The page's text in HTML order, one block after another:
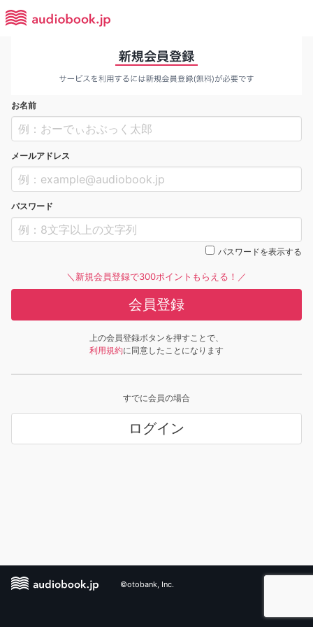
お名前
メールアドレス
パスワード
パスワードを表示する
＼新規会員登録で300ポイントもらえる！／
会員登録
上の会員登録ボタンを押すことで、
利用規約に同意したことになります
すでに会員の場合
ログイン
©otobank, Inc.